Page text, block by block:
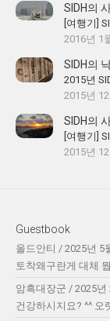
SIDH의
[여행기]
2016년 1
SIDH의
2015년
2015년
SIDH의
[여행기]
2015년
Guestbook
올드안티 / 2025년 5
토착왜구란게 대체
암흑대장군 / 2025년
건강하시지요? ^^ 오